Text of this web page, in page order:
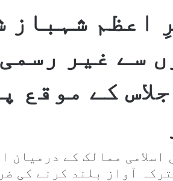
اعظم شہباز
سے غیر رسمی
کے موقع
اسلامی ممالک کے درمیان
آواز بلند کرنے کی